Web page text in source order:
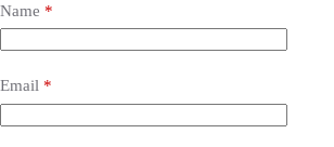
Name *
Email *